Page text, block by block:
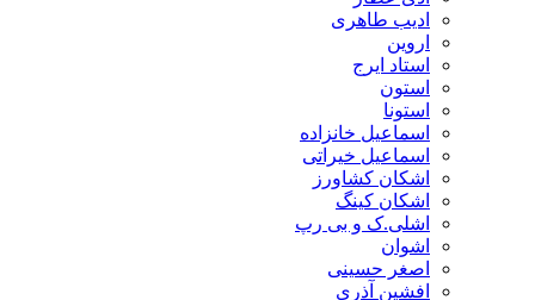
ادیب طاهری
اروین
استاد ایرج
استون
استونا
اسماعیل خانزاده
اسماعیل خیراتی
اشکان کشاورز
اشکان کینگ
اشلی.ک و بی رپ
اشوان
اصغر حسینی
افشین آذری